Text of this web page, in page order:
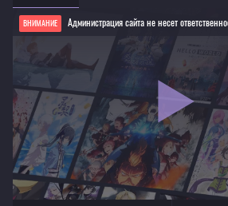
ВНИМАНИЕ Администрация сайта не несет
Если видео не работает, обновите страницу или выберите
Для просмотра некоторых аниме необходимо установить
Текущее воспроизведение：Рубеж Шангри-Ла